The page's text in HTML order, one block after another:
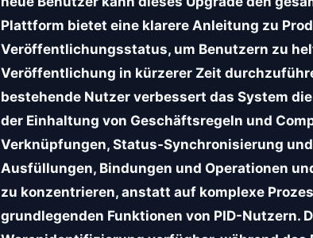
Plattform bietet eine klarere Anleitung zu
Veröffentlichungsstatus, um Benutzern zu
Veröffentlichung in kürzerer Zeit
bestehende Nutzer verbessert das System
der Einhaltung von Geschäftsregeln und
Verknüpfungen, Status-Synchronisierung
Ausfüllungen, Bindungen und Operationen
zu konzentrieren, anstatt auf komplexe
grundlegenden Funktionen von PID-Nutzern.